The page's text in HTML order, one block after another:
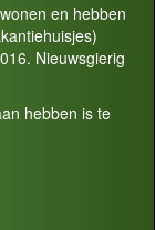
en hebben
Nieuwsgierig
hebben is te